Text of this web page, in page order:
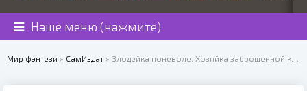
Наше меню (нажмите)
Мир фэнтези » СамИздат » Злодейка поневоле. Хозяйка заброшенной крепости